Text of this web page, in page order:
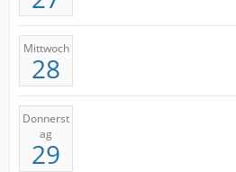
Mittwoch
28
Donnerst
ag
29